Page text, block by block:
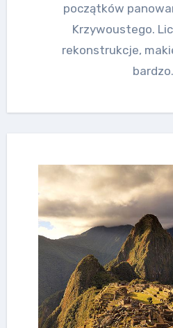
początków
Krzywoustego.
rekonstrukcje,